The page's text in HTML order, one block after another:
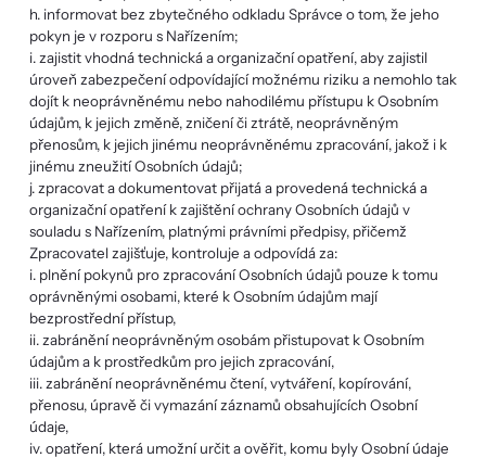
h. informovat bez zbytečného odkladu Správce o tom, že jeho
pokyn je v rozporu s Nařízením;
i. zajistit vhodná technická a organizační opatření, aby zajistil
úroveň zabezpečení odpovídající možnému riziku a nemohlo tak
dojít k neoprávněnému nebo nahodilému přístupu k Osobním
údajům, k jejich změně, zničení či ztrátě, neoprávněným
přenosům, k jejich jinému neoprávněnému zpracování, jakož i k
jinému zneužití Osobních údajů;
j. zpracovat a dokumentovat přijatá a provedená technická a
organizační opatření k zajištění ochrany Osobních údajů v
souladu s Nařízením, platnými právními předpisy, přičemž
Zpracovatel zajišťuje, kontroluje a odpovídá za:
i. plnění pokynů pro zpracování Osobních údajů pouze k tomu
oprávněnými osobami, které k Osobním údajům mají
bezprostřední přístup,
ii. zabránění neoprávněným osobám přistupovat k Osobním
údajům a k prostředkům pro jejich zpracování,
iii. zabránění neoprávněnému čtení, vytváření, kopírování,
přenosu, úpravě či vymazání záznamů obsahujících Osobní
údaje,
iv. opatření, která umožní určit a ověřit, komu byly Osobní údaje